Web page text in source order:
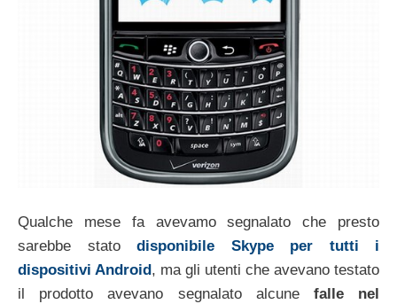
Qualche mese fa avevamo segnalato che presto
sarebbe stato disponibile Skype per tutti i
dispositivi Android, ma gli utenti che avevano testato
il prodotto avevano segnalato alcune falle nel